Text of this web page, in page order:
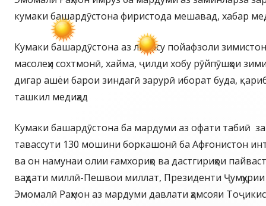
кумаки башардӯстона фиристода мешавад, хабар
Кумаки башардӯстона аз либосу пойафзоли
масолеҳи сохтмонӣ, хайма, ҷилди хобу рӯйпӯшҳои
дигар ашёи барои зиндагӣ зарурӣ иборат буда,
ташкил медиҳад
Кумаки башардӯстона ба мардуми аз офати табиӣ
тавассути 130 мошини боркашонӣ ба Афғонистон
ва он намунаи олии ғамхориҳо ва дастгириҳои
ваҳдати миллӣ-Пешвои миллат, Президенти
Эмомалӣ Раҳмон аз мардуми давлати ҳамсояи